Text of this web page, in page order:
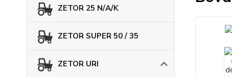
ZETOR 25 N/A/K
ZETOR SUPER 50 / 35
ZETOR URI